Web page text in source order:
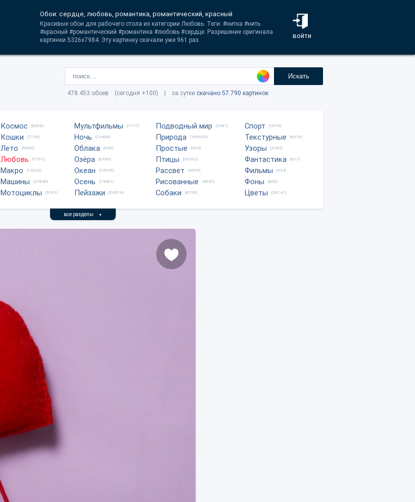
войти
Обои: сердце, любовь, романтика, романтический, красный
Красивые обои для рабочего стола из категории Любовь. Теги: #нитка #нить
#красный #романтический #романтика #любовь #сердце. Разрешение оригинала
картинки 5326x7984. Эту картинку скачали уже 961 раз.
Искать
478.453 обоев (сегодня +100) | за сутки скачано 57.790 картинок
Космос (6006)
Кошки (7730)
Лето (9669)
Любовь (1791)
Макро (12622)
Машины (37846)
Мотоциклы (3701)
Мультфильмы (1177)
Ночь (12408)
Облака (945)
Озёра (6990)
Океан (13539)
Осень (14461)
Пейзажи (24579)
Подводный мир (2281)
Природа (105933)
Простые (904)
Птицы (10202)
Рассвет (4535)
Рисованные (4042)
Собаки (8759)
Спорт (1815)
Текстурные (6376)
Узоры (3762)
Фантастика (821)
Фильмы (334)
Фоны (606)
Цветы (28141)
все разделы ▼